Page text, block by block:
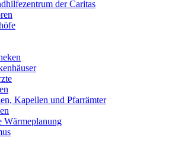
der Caritas
Kapellen und Pfarrämter
Wärmeplanung